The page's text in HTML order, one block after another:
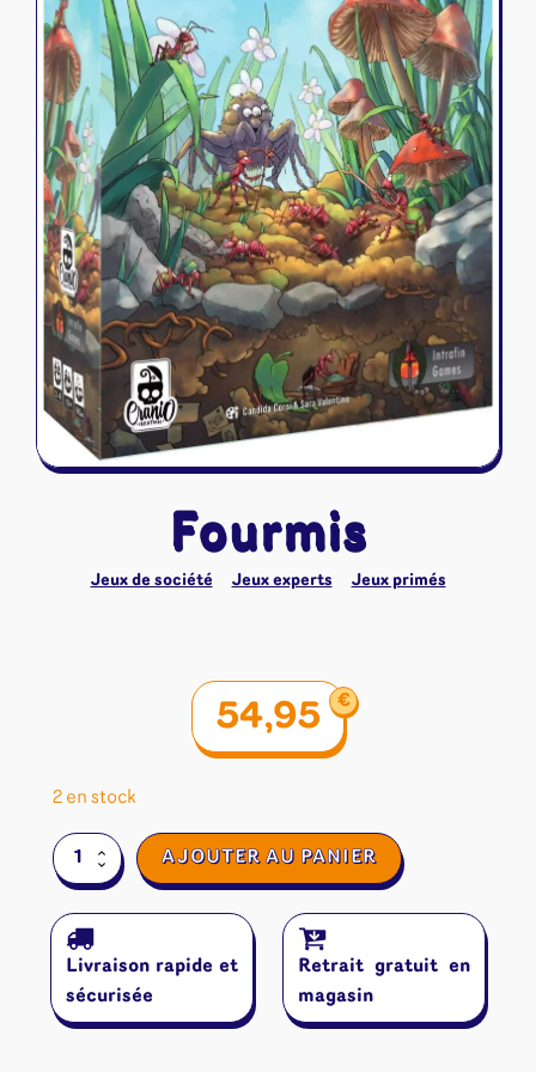
Naruto Mythos
Autres
Tapis de jeu
Fourmis
Jeux de société Jeux experts Jeux primés
54,95 €
2 en stock
quantité
de
AJOUTER AU PANIER
Livraison rapide et
sécurisée
Retrait gratuit en
magasin